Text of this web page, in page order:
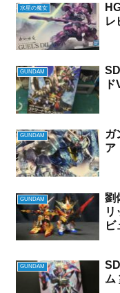
水星の魔女
レ
GUNDAM
GUNDAM
ガ
ア
GUNDAM
劉
ビ
GUNDAM
ム